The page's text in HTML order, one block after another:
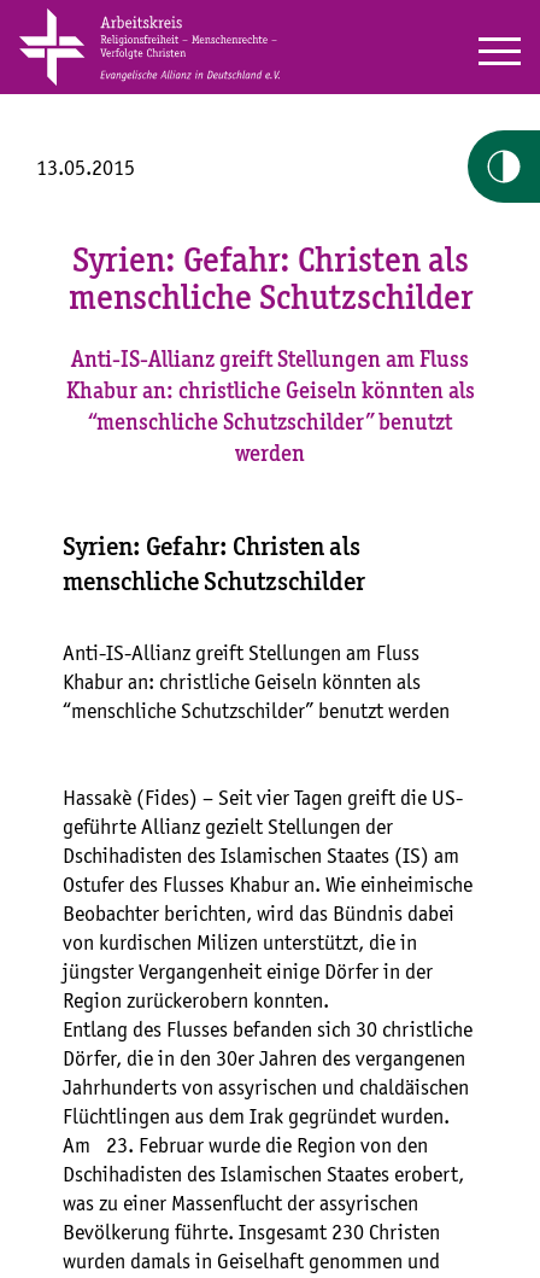
13.05.2015
Syrien: Gefahr: Christen als
menschliche Schutzschilder
Anti-IS-Allianz greift Stellungen am Fluss
Khabur an: christliche Geiseln könnten als
“menschliche Schutzschilder” benutzt
werden
Syrien: Gefahr: Christen als
menschliche Schutzschilder
Anti-IS-Allianz greift Stellungen am Fluss
Khabur an: christliche Geiseln könnten als
“menschliche Schutzschilder” benutzt werden
Hassakè (Fides) – Seit vier Tagen greift die US-
geführte Allianz gezielt Stellungen der
Dschihadisten des Islamischen Staates (IS) am
Ostufer des Flusses Khabur an. Wie einheimische
Beobachter berichten, wird das Bündnis dabei
von kurdischen Milizen unterstützt, die in
jüngster Vergangenheit einige Dörfer in der
Region zurückerobern konnten.
Entlang des Flusses befanden sich 30 christliche
Dörfer, die in den 30er Jahren des vergangenen
Jahrhunderts von assyrischen und chaldäischen
Flüchtlingen aus dem Irak gegründet wurden.
Am 23. Februar wurde die Region von den
Dschihadisten des Islamischen Staates erobert,
was zu einer Massenflucht der assyrischen
Bevölkerung führte. Insgesamt 230 Christen
wurden damals in Geiselhaft genommen und